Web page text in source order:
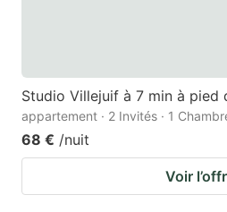
Studio Villejuif à 7 min à pied
appartement · 2 Invités · 1
68 € /nuit
Voir